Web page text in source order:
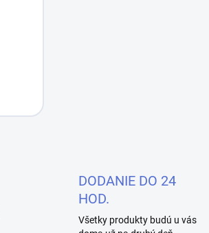
DODANIE DO 24
HOD.
Všetky produkty budú u vás